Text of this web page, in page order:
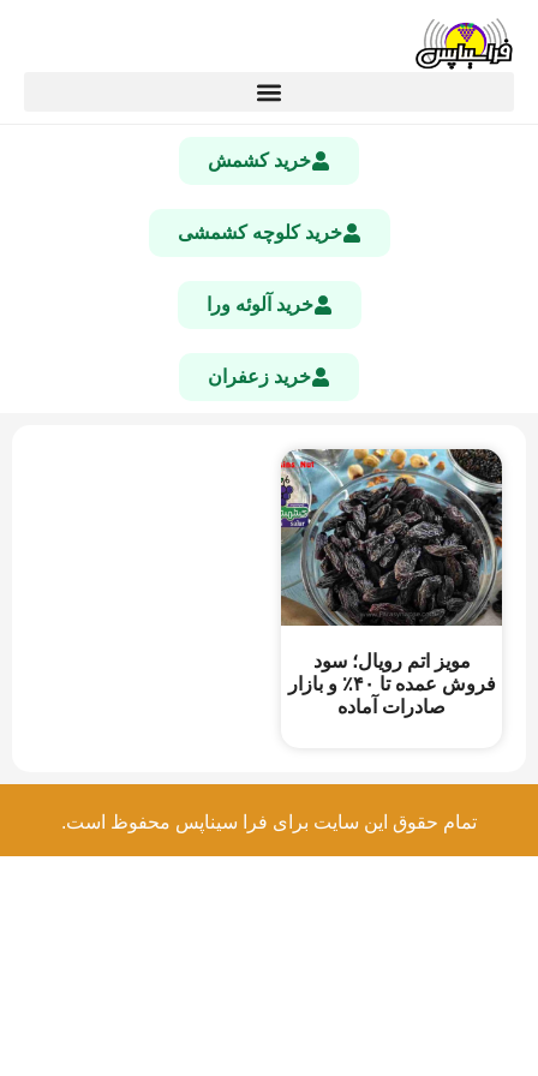
خرید کشمش
خرید کلوچه کشمشی
خرید آلوئه ورا
خرید زعفران
مویز اتم رویال؛ سود
فروش عمده تا ۴۰٪ و بازار
صادرات آماده
تمام حقوق این سایت برای فرا سیناپس محفوظ است.